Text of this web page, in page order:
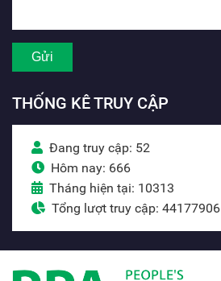
THỐNG KÊ TRUY CẬP
Đang truy cập: 52
Hôm nay: 666
Tháng hiện tại: 10313
Tổng lượt truy cập: 44177906